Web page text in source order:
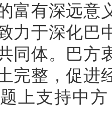
富有深远意
力于深化巴
同体。巴方
完整，促进
上支持中